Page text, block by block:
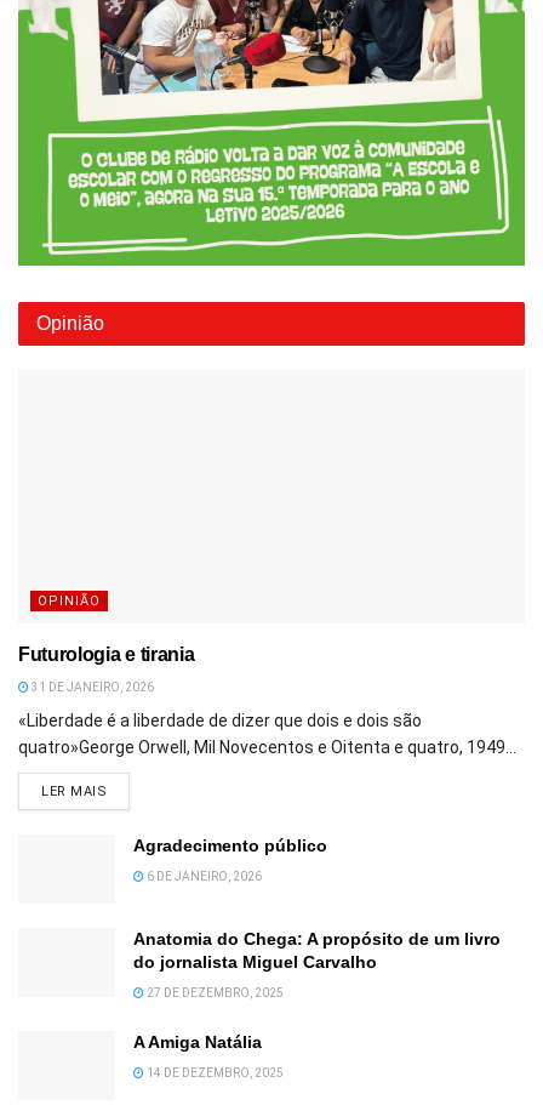
Opinião
OPINIÃO
Futurologia e tirania
31 DE JANEIRO, 2026
«Liberdade é a liberdade de dizer que dois e dois são
quatro»George Orwell, Mil Novecentos e Oitenta e quatro, 1949...
LER MAIS
Agradecimento público
6 DE JANEIRO, 2026
Anatomia do Chega: A propósito de um livro
do jornalista Miguel Carvalho
27 DE DEZEMBRO, 2025
A Amiga Natália
14 DE DEZEMBRO, 2025